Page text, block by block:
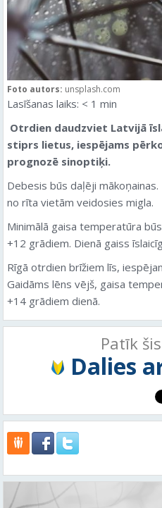
Foto autors: unsplash.com
Lasīšanas laiks: < 1 min
Otrdien daudzviet Latvijā
stiprs lietus, iespējams
prognozē sinoptiķi.
Debesis būs daļēji
no rīta vietām veidosies migla.
Minimālā gaisa temperatūra
+12 grādiem. Dienā gaiss
Rīgā otrdien brīžiem līs,
Gaidāms lēns vējš, gaisa
+14 grādiem dienā.
Patīk
Dalies